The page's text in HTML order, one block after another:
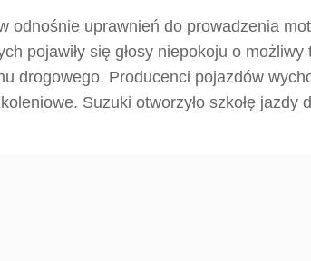
odnośnie uprawnień do prowadzenia
pojawiły się głosy niepokoju o
drogowego. Producenci pojazdów
Suzuki otworzyło szkołę jazdy